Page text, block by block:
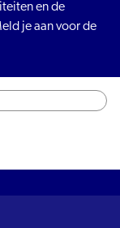
en de
je aan voor de